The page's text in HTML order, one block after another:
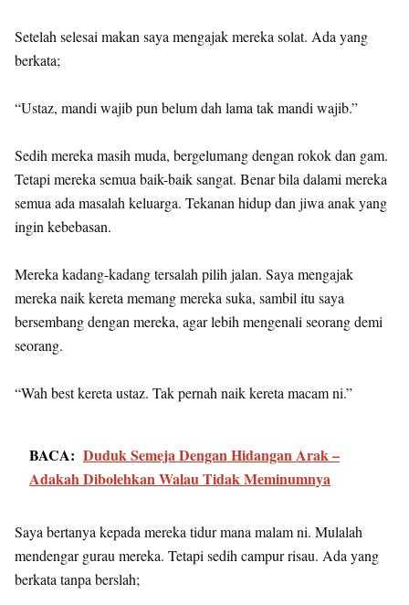
Setelah selesai makan saya mengajak mereka solat. Ada yang
berkata;
“Ustaz, mandi wajib pun belum dah lama tak mandi wajib.”
Sedih mereka masih muda, bergelumang dengan rokok dan gam.
Tetapi mereka semua baik-baik sangat. Benar bila dalami mereka
semua ada masalah keluarga. Tekanan hidup dan jiwa anak yang
ingin kebebasan.
Mereka kadang-kadang tersalah pilih jalan. Saya mengajak
mereka naik kereta memang mereka suka, sambil itu saya
bersembang dengan mereka, agar lebih mengenali seorang demi
seorang.
“Wah best kereta ustaz. Tak pernah naik kereta macam ni.”
BACA: Duduk Semeja Dengan Hidangan Arak –
Adakah Dibolehkan Walau Tidak Meminumnya
Saya bertanya kepada mereka tidur mana malam ni. Mulalah
mendengar gurau mereka. Tetapi sedih campur risau. Ada yang
berkata tanpa berslah;